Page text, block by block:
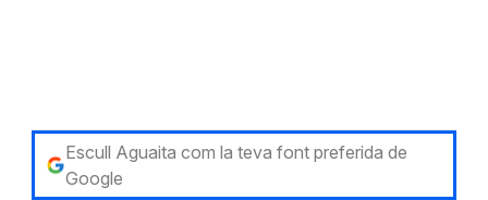
Escull Aguaita com la teva font preferida de
Google